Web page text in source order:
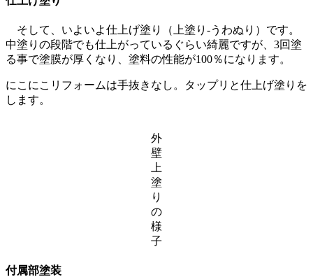
そして、いよいよ仕上げ塗り（上塗り-うわぬり）です。
中塗りの段階でも仕上がっているぐらい綺麗ですが、3回塗
る事で塗膜が厚くなり、塗料の性能が100％になります。
にこにこリフォームは手抜きなし。タップリと仕上げ塗りを
します。
外
壁
上
塗
り
の
様
子
付属部塗装